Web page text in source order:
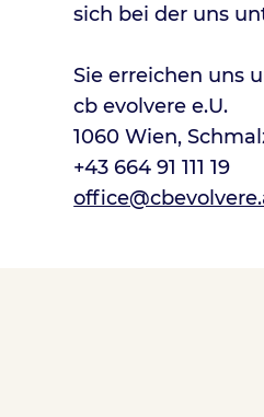
sich bei der uns
Sie erreichen uns
cb evolvere e.U.
1060 Wien,
+43 664 91 111 19